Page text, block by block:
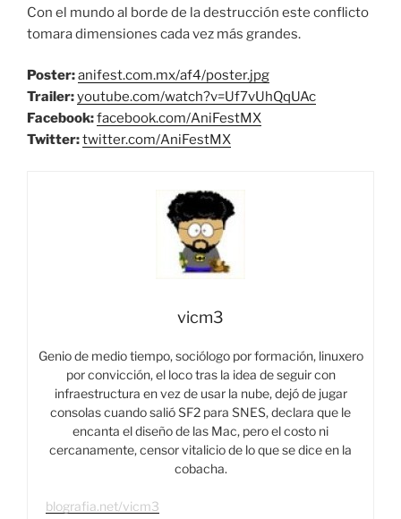
Con el mundo al borde de la destrucción este conflicto
tomara dimensiones cada vez más grandes.
Poster:anifest.com.mx/af4/poster.jpg
Trailer:youtube.com/watch?v=Uf7vUhQqUAc
Facebook:facebook.com/AniFestMX
Twitter:twitter.com/AniFestMX
vicm3
Genio de medio tiempo, sociólogo por formación, linuxero
por convicción, el loco tras la idea de seguir con
infraestructura en vez de usar la nube, dejó de jugar
consolas cuando salió SF2 para SNES, declara que le
encanta el diseño de las Mac, pero el costo ni
cercanamente, censor vitalicio de lo que se dice en la
cobacha.
blografia.net/vicm3